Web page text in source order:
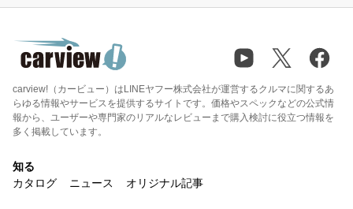
carview!（カービュー）はLINEヤフー株式会社が運営するクルマに関するあ
らゆる情報やサービスを提供するサイトです。価格やスペックなどの公式情
報から、ユーザーや専門家のリアルなレビューまで購入検討に役立つ情報を
多く掲載しています。
知る
カタログ
ニュース オリジナル記事